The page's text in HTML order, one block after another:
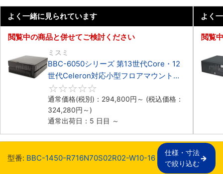
よく一緒に見られています
閲覧中の商品と併せてご検討ください
ミスミ
BBC-6050シリーズ 第13世代Core・12
世代Celeron対応小型フロアマウント
3PCIe
通常価格(税別)： 294,800円 ～ (税込価格：
324,280円 ～)
通常出荷日：5 日目 ～
よく
閲覧
型番: BBC-1450-R716N70S02R02-W10-16
仕様・寸法
で絞り込む